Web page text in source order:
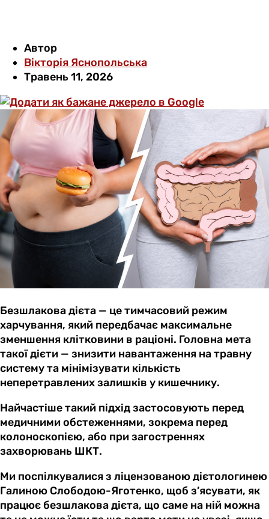
Автор
Вікторія Яснопольська
Травень 11, 2026
Безшлакова дієта — це тимчасовий режим
харчування, який передбачає максимальне
зменшення клітковини в раціоні. Головна мета
такої дієти — знизити навантаження на травну
систему та мінімізувати кількість
неперетравлених залишків у кишечнику.
Найчастіше такий підхід застосовують перед
медичними обстеженнями, зокрема перед
колоноскопією, або при загостреннях
захворювань ШКТ.
Ми поспілкувалися з ліцензованою дієтологинею
Галиною Слободою-Яготенко, щоб з’ясувати, як
працює безшлакова дієта, що саме на ній можна